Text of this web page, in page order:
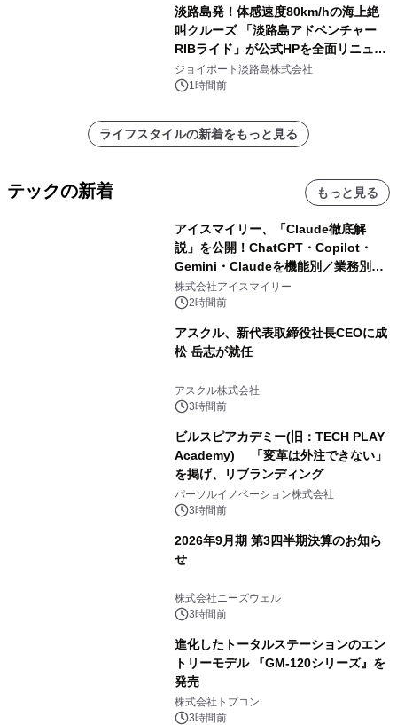
淡路島発！体感速度80km/hの海上絶
叫クルーズ 「淡路島アドベンチャー
RIBライド」が公式HPを全面リニュー
アル！ ～スマホで即予約完了の「スマ
ート設計」へ刷新～
ジョイポート淡路島株式会社
1時間前
ライフスタイルの新着をもっと見る
テックの新着 もっと見る
アイスマイリー、「Claude徹底解
説」を公開！ChatGPT・Copilot・
Gemini・Claudeを機能別／業務別に
比較―自社に合う生成AIの選び方がわ
かる実践ガイド
株式会社アイスマイリー
2時間前
アスクル、新代表取締役社長CEOに成
松 岳志が就任
アスクル株式会社
3時間前
ビルスピアカデミー(旧：TECH PLAY
Academy) 「変革は外注できない」
を掲げ、リブランディング
パーソルイノベーション株式会社
3時間前
2026年9月期 第3四半期決算のお知ら
せ
株式会社ニーズウェル
3時間前
進化したトータルステーションのエン
トリーモデル 『GM-120シリーズ』を
発売
株式会社トプコン
3時間前